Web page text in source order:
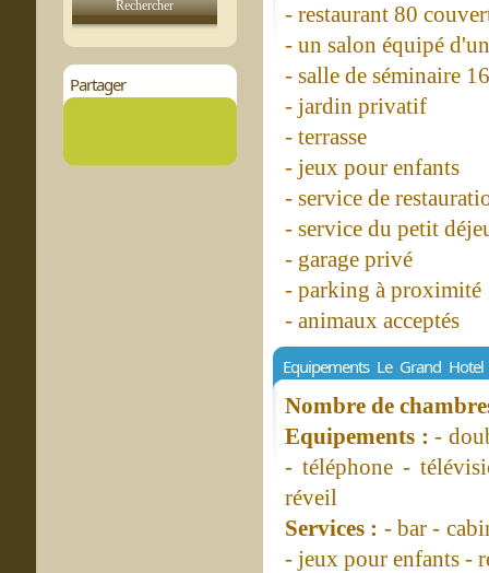
Partager
- restaurant 80
- un salon équipé
- salle de séminaire
- jardin privatif
- terrasse
- jeux pour enfants
- service de
- service du petit
- garage privé
- parking à proximité
- animaux acceptés
Equipements Le Grand Hotel
Nombre de
Equipements :-
- téléphone -
réveil
Services : - bar -
- jeux pour enfants -